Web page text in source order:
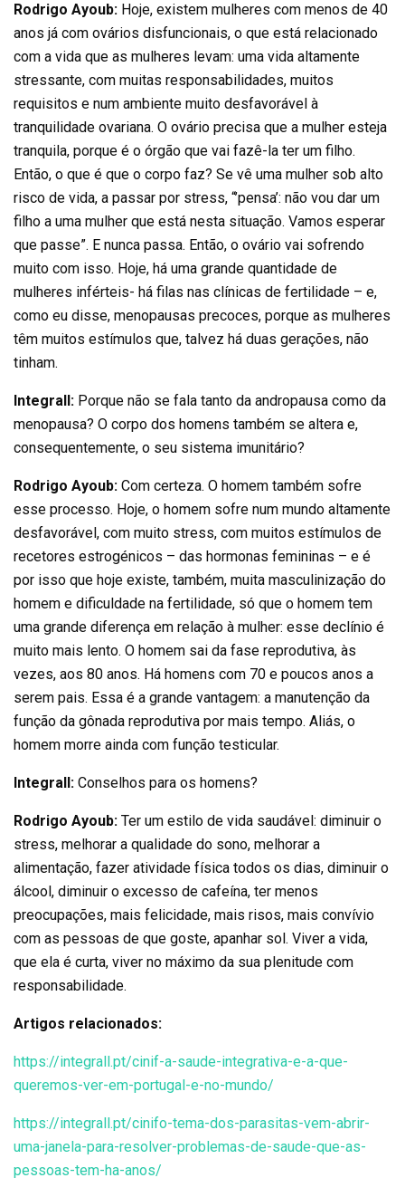
Rodrigo Ayoub: Hoje, existem mulheres com menos de 40
anos já com ovários disfuncionais, o que está relacionado
com a vida que as mulheres levam: uma vida altamente
stressante, com muitas responsabilidades, muitos
requisitos e num ambiente muito desfavorável à
tranquilidade ovariana. O ovário precisa que a mulher esteja
tranquila, porque é o órgão que vai fazê-la ter um filho.
Então, o que é que o corpo faz? Se vê uma mulher sob alto
risco de vida, a passar por stress, “’pensa’: não vou dar um
filho a uma mulher que está nesta situação. Vamos esperar
que passe”. E nunca passa. Então, o ovário vai sofrendo
muito com isso. Hoje, há uma grande quantidade de
mulheres inférteis- há filas nas clínicas de fertilidade – e,
como eu disse, menopausas precoces, porque as mulheres
têm muitos estímulos que, talvez há duas gerações, não
tinham.
Integrall: Porque não se fala tanto da andropausa como da
menopausa? O corpo dos homens também se altera e,
consequentemente, o seu sistema imunitário?
Rodrigo Ayoub: Com certeza. O homem também sofre
esse processo. Hoje, o homem sofre num mundo altamente
desfavorável, com muito stress, com muitos estímulos de
recetores estrogénicos – das hormonas femininas – e é
por isso que hoje existe, também, muita masculinização do
homem e dificuldade na fertilidade, só que o homem tem
uma grande diferença em relação à mulher: esse declínio é
muito mais lento. O homem sai da fase reprodutiva, às
vezes, aos 80 anos. Há homens com 70 e poucos anos a
serem pais. Essa é a grande vantagem: a manutenção da
função da gônada reprodutiva por mais tempo. Aliás, o
homem morre ainda com função testicular.
Integrall: Conselhos para os homens?
Rodrigo Ayoub: Ter um estilo de vida saudável: diminuir o
stress, melhorar a qualidade do sono, melhorar a
alimentação, fazer atividade física todos os dias, diminuir o
álcool, diminuir o excesso de cafeína, ter menos
preocupações, mais felicidade, mais risos, mais convívio
com as pessoas de que goste, apanhar sol. Viver a vida,
que ela é curta, viver no máximo da sua plenitude com
responsabilidade.
Artigos relacionados:
https://integrall.pt/cinif-a-saude-integrativa-e-a-que-
queremos-ver-em-portugal-e-no-mundo/
https://integrall.pt/cinifo-tema-dos-parasitas-vem-abrir-
uma-janela-para-resolver-problemas-de-saude-que-as-
pessoas-tem-ha-anos/